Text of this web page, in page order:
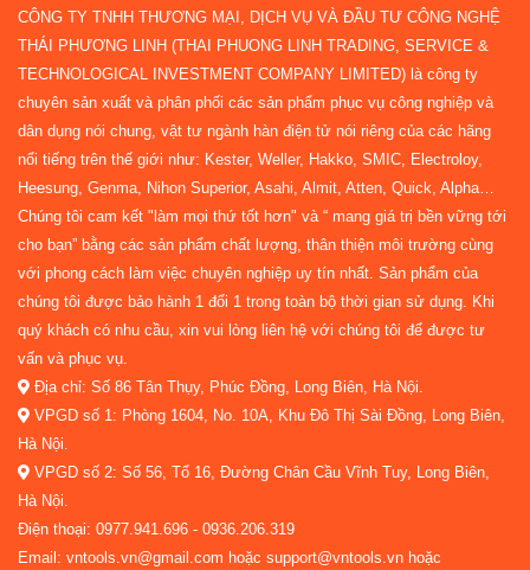
CÔNG TY TNHH THƯƠNG MẠI, DỊCH VỤ VÀ ĐẦU TƯ CÔNG NGHỆ
THÁI PHƯƠNG LINH (THAI PHUONG LINH TRADING, SERVICE &
TECHNOLOGICAL INVESTMENT COMPANY LIMITED) là công ty
chuyên sản xuất và phân phối các sản phẩm phục vụ công nghiệp và
dân dụng nói chung, vật tư ngành hàn điện tử nói riêng của các hãng
nổi tiếng trên thế giới như: Kester, Weller, Hakko, SMIC, Electroloy,
Heesung, Genma, Nihon Superior, Asahi, Almit, Atten, Quick, Alpha…
Chúng tôi cam kết "làm mọi thứ tốt hơn" và “ mang giá trị bền vững tới
cho bạn” bằng các sản phẩm chất lượng, thân thiện môi trường cùng
với phong cách làm việc chuyên nghiệp uy tín nhất. Sản phẩm của
chúng tôi được bảo hành 1 đổi 1 trong toàn bộ thời gian sử dụng. Khi
quý khách có nhu cầu, xin vui lòng liên hệ với chúng tôi để được tư
vấn và phục vụ.
Địa chỉ: Số 86 Tân Thụy, Phúc Đồng, Long Biên, Hà Nội.
VPGD số 1: Phòng 1604, No. 10A, Khu Đô Thị Sài Đồng, Long Biên,
Hà Nội.
VPGD số 2: Số 56, Tổ 16, Đường Chân Cầu Vĩnh Tuy, Long Biên,
Hà Nội.
Điện thoại: 0977.941.696 - 0936.206.319
Email: vntools.vn@gmail.com hoặc support@vntools.vn hoặc